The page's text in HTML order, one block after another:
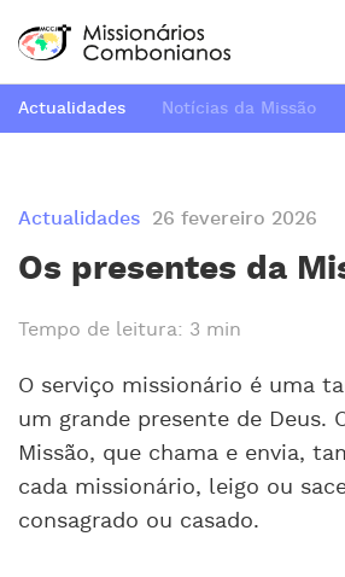
Actualidades Notícias da Missão
Actualidades 26 fevereiro 2026
Os presentes da
Tempo de leitura: 3 min
O serviço missionário é uma
um grande presente de Deus.
Missão, que chama e envia,
cada missionário, leigo ou
consagrado ou casado.